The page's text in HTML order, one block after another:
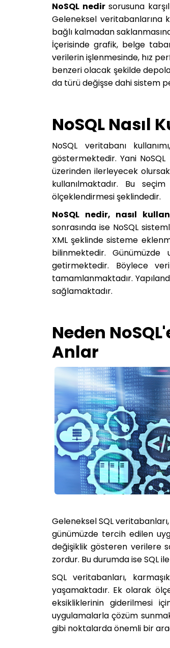
NoSQL nedirsorusuna
Geleneksel veritabanlarına
bağlı kalmadan
İçerisinde grafik, belge
verilerin işlenmesinde, hız
benzeri olacak şekilde
da türü değişse dahi sistem
NoSQL Nasıl
NoSQL veritabanı
göstermektedir. Yani
üzerinden ilerleyecek
kullanılmaktadır. Bu
ölçeklendirmesi şeklindedir.
NoSQL nedir, nasıl
sonrasında ise NoSQL
XML şeklinde sisteme
bilinmektedir.
getirmektedir. Böylece
tamamlanmaktadır.
sağlamaktadır.
Neden
Anlar
Geleneksel SQL
günümüzde tercih edilen
değişiklik gösteren verilere
zordur. Bu durumda ise SQL
SQL veritabanları,
yaşamaktadır. Ek olarak
eksikliklerinin giderilmesi
uygulamalarla çözüm
gibi noktalarda önemli bir